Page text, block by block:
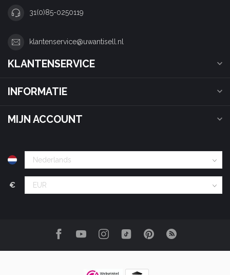
31(0)85-0250119
klantenservice@uwantisell.nl
KLANTENSERVICE
INFORMATIE
MIJN ACCOUNT
€